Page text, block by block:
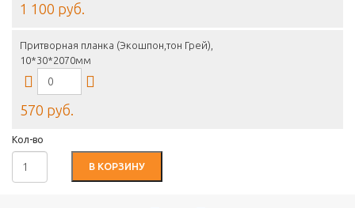
1 100 руб.
Притворная планка (Экошпон,тон Грей),
10*30*2070мм
570 руб.
Кол-во
В КОРЗИНУ